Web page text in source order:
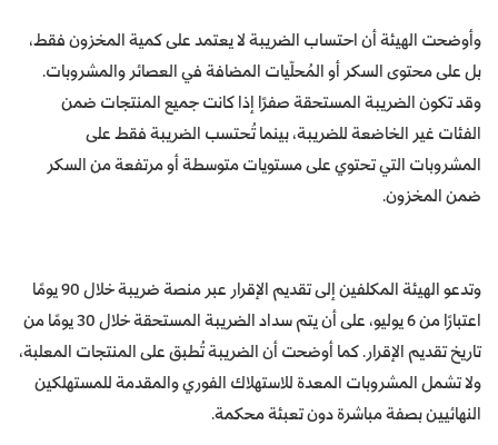
وأوضحت الهيئة أن احتساب الضريبة لا يعتمد على كمية المخزون فقط،
بل على محتوى السكر أو المُحلّيات المضافة في العصائر والمشروبات.
وقد تكون الضريبة المستحقة صفرًا إذا كانت جميع المنتجات ضمن
الفئات غير الخاضعة للضريبة، بينما تُحتسب الضريبة فقط على
المشروبات التي تحتوي على مستويات متوسطة أو مرتفعة من السكر
ضمن المخزون.
وتدعو الهيئة المكلفين إلى تقديم الإقرار عبر منصة ضريبة خلال 90 يومًا
اعتبارًا من 6 يوليو، على أن يتم سداد الضريبة المستحقة خلال 30 يومًا من
تاريخ تقديم الإقرار. كما أوضحت أن الضريبة تُطبق على المنتجات المعلبة،
ولا تشمل المشروبات المعدة للاستهلاك الفوري والمقدمة للمستهلكين
النهائيين بصفة مباشرة دون تعبئة محكمة.